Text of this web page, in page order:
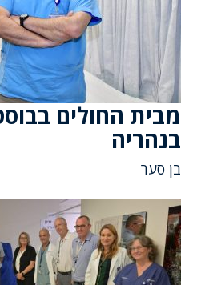
מבית החולים
בנהריה
בן סער